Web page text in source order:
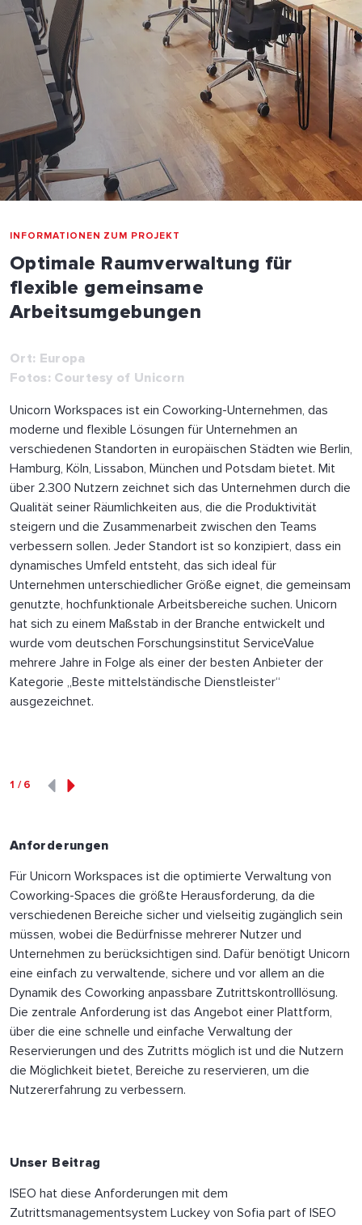
INFORMATIONEN ZUM PROJEKT
Optimale Raumverwaltung für
flexible gemeinsame
Arbeitsumgebungen
Ort: Europa
Fotos: Courtesy of Unicorn
Unicorn Workspaces ist ein Coworking-Unternehmen, das
moderne und flexible Lösungen für Unternehmen an
verschiedenen Standorten in europäischen Städten wie Berlin,
Hamburg, Köln, Lissabon, München und Potsdam bietet. Mit
über 2.300 Nutzern zeichnet sich das Unternehmen durch die
Qualität seiner Räumlichkeiten aus, die die Produktivität
steigern und die Zusammenarbeit zwischen den Teams
verbessern sollen. Jeder Standort ist so konzipiert, dass ein
dynamisches Umfeld entsteht, das sich ideal für
Unternehmen unterschiedlicher Größe eignet, die gemeinsam
genutzte, hochfunktionale Arbeitsbereiche suchen. Unicorn
hat sich zu einem Maßstab in der Branche entwickelt und
wurde vom deutschen Forschungsinstitut ServiceValue
mehrere Jahre in Folge als einer der besten Anbieter der
Kategorie „Beste mittelständische Dienstleister“
ausgezeichnet.
1 /6
Anforderungen
Für Unicorn Workspaces ist die optimierte Verwaltung von
Coworking-Spaces die größte Herausforderung, da die
verschiedenen Bereiche sicher und vielseitig zugänglich sein
müssen, wobei die Bedürfnisse mehrerer Nutzer und
Unternehmen zu berücksichtigen sind. Dafür benötigt Unicorn
eine einfach zu verwaltende, sichere und vor allem an die
Dynamik des Coworking anpassbare Zutrittskontrolllösung.
Die zentrale Anforderung ist das Angebot einer Plattform,
über die eine schnelle und einfache Verwaltung der
Reservierungen und des Zutritts möglich ist und die Nutzern
die Möglichkeit bietet, Bereiche zu reservieren, um die
Nutzererfahrung zu verbessern.
Unser Beitrag
ISEO hat diese Anforderungen mit dem
Zutrittsmanagementsystem Luckey von Sofia part of ISEO